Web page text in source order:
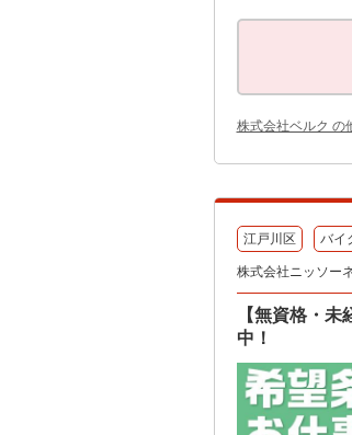
株式会社ベルク の
江戸川区 バイ
株式会社ニッソー
【無資格・
中！